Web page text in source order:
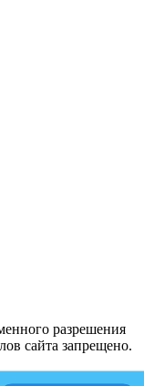
разрешения
сайта запрещено.